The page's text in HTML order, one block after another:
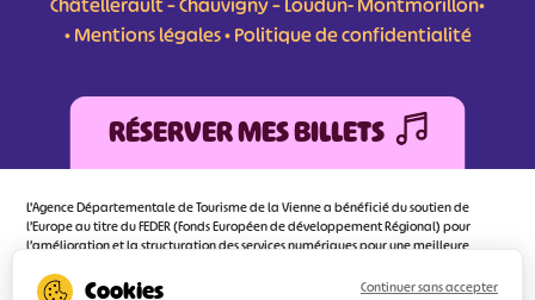
•Mentions légales•Politique de confidentialité
RÉSERVER MES BILLETS
L'Agence Départementale de Tourisme de la Vienne a bénéficié du soutien de
l’Europe au titre du FEDER (Fonds Européen de développement Régional) pour
l’amélioration et la structuration des services numériques pour une meilleure
d’orienter au mieux le visiteur.
Continuer sans accepter